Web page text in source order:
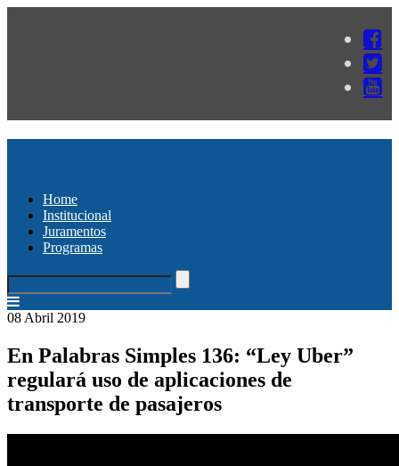
Home
Institucional
Juramentos
Programas
08 Abril 2019
En Palabras Simples 136: “Ley Uber”
regulará uso de aplicaciones de
transporte de pasajeros